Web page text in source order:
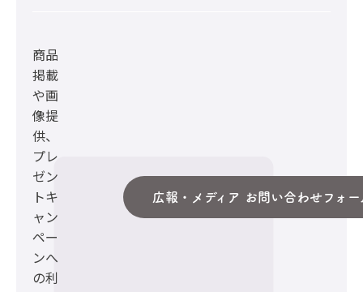
商品
掲載
や画
像提
供、
プレ
ゼン
トキ
ャン
ペー
ンへ
の利
広報・メディア お問い合わせフォー